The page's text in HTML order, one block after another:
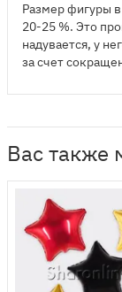
Размер фигуры
20-25 %. Это
надувается, у
за счет
Вас также